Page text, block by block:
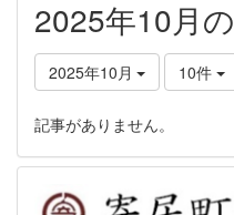
2025年10月
2025年10月 10件
記事がありません。